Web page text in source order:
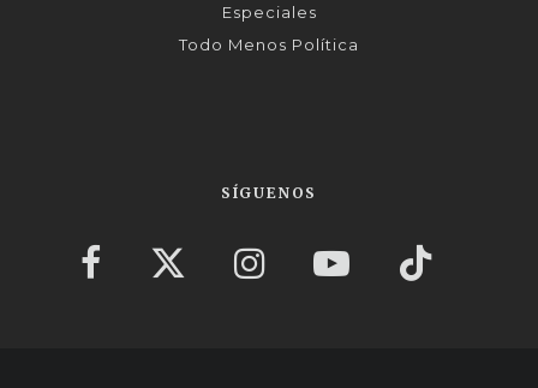
Especiales
Todo Menos Política
SÍGUENOS